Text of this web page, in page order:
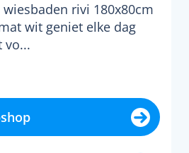
rivi 180x80cm
wit geniet elke dag
vo...